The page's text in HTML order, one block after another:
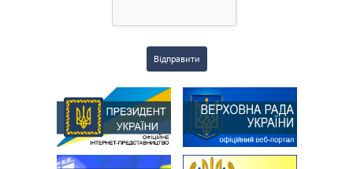
Відправити